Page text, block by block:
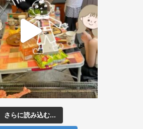
さらに読み込む...